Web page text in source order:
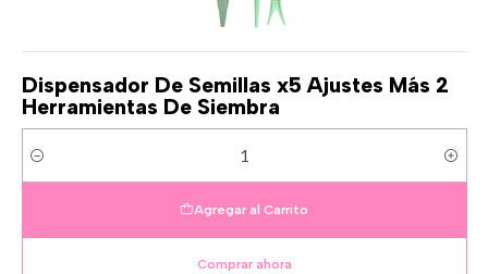
Dispensador De Semillas x5 Ajustes Más 2
Herramientas De Siembra
Cantidad
Agregar al Carrito
Comprar ahora